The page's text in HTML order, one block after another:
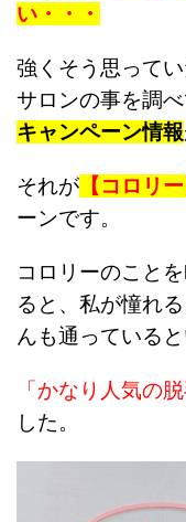
い・・・
強くそう思って
サロンの事を調
キャンペーン情報
それが 【コロリー
ーンです。
コロリーのことを
ると、私が憧れ
んも通っていると
「かなり人気の
した。